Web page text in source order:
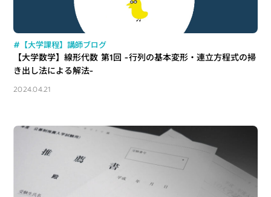
#【大学課程】講師ブログ
【大学数学】線形代数 第1回 -行列の基本変形・連立方程式の掃
き出し法による解法-
2024.04.21